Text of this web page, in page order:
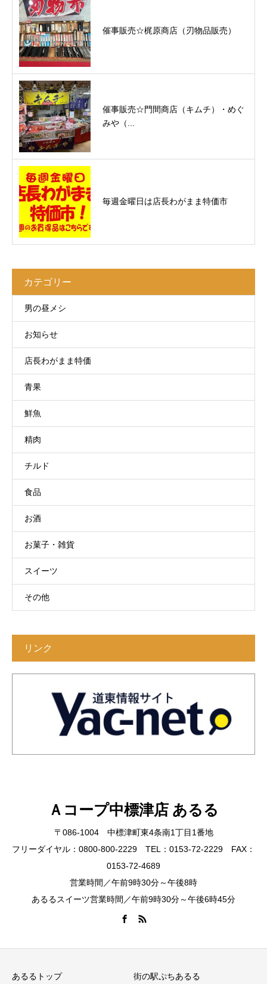
催事販売☆梶原商店（刃物品販売）
催事販売☆門間商店（キムチ）・めぐ
みや（...
毎週金曜日は店長わがまま特価市
カテゴリー
男の昼メシ
お知らせ
店長わがまま特価
青果
鮮魚
精肉
チルド
食品
お酒
お菓子・雑貨
スイーツ
その他
リンク
Ａコープ中標津店 あるる
〒086-1004 中標津町東4条南1丁目1番地
フリーダイヤル：0800-800-2229 TEL：0153-72-2229 FAX：
0153-72-4689
営業時間／午前9時30分～午後8時
あるるスイーツ営業時間／午前9時30分～午後6時45分
あるるトップ 街の駅ぷちあるる